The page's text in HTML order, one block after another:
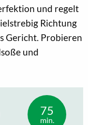
und regelt
Richtung
Gericht. Probieren
und
75
min.